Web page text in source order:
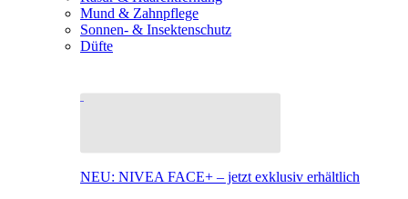
Mund & Zahnpflege
Sonnen- & Insektenschutz
Düfte
NEU: NIVEA FACE+ – jetzt exklusiv erhältlich